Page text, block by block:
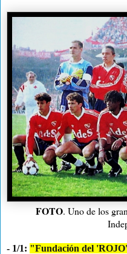
FOTO. Uno de los
- 1/1: "Fundación del